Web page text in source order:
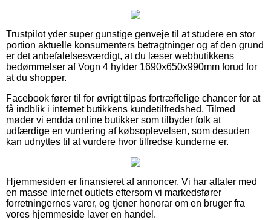
Trustpilot yder super gunstige genveje til at studere en stor
portion aktuelle konsumenters betragtninger og af den grund
er det anbefalelsesværdigt, at du læser webbutikkens
bedømmelser af Vogn 4 hylder 1690x650x990mm forud for
at du shopper.
Facebook fører til for øvrigt tilpas fortræffelige chancer for at
få indblik i internet butikkens kundetilfredshed. Tilmed
møder vi endda online butikker som tilbyder folk at
udfærdige en vurdering af købsoplevelsen, som desuden
kan udnyttes til at vurdere hvor tilfredse kunderne er.
Hjemmesiden er finansieret af annoncer. Vi har aftaler med
en masse internet outlets eftersom vi markedsfører
forretningernes varer, og tjener honorar om en bruger fra
vores hjemmeside laver en handel.